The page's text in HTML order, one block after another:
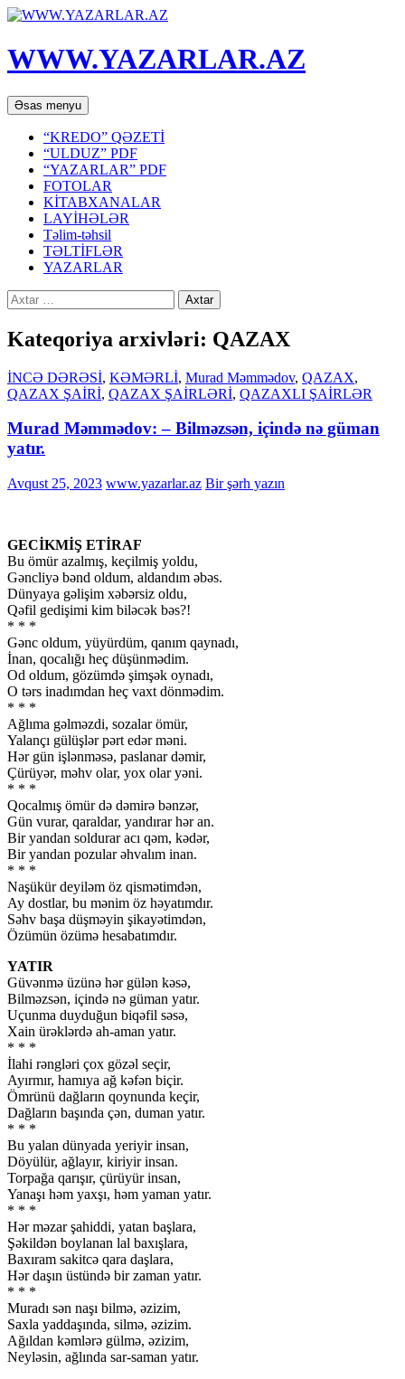
WWW.YAZARLAR.AZ
Axtar
Əsas menyu Mühtəviyyata
keç
“KREDO” QƏZETİ
“ULDUZ” PDF
“YAZARLAR” PDF
FOTOLAR
KİTABXANALAR
LAYİHƏLƏR
Təlim-təhsil
TƏLTİFLƏR
YAZARLAR
Axtarış:
Kateqoriya arxivləri: QAZAX
İNCƏ DƏRƏSİ, KƏMƏRLİ, Murad Məmmədov, QAZAX,
QAZAX ŞAİRİ, QAZAX ŞAİRLƏRİ, QAZAXLI ŞAİRLƏR
Murad Məmmədov: – Bilməzsən, içində nə güman
yatır.
Avqust 25, 2023 www.yazarlar.az Bir şərh yazın
GECİKMİŞ ETİRAF
Bu ömür azalmış, keçilmiş yoldu,
Gəncliyə bənd oldum, aldandım əbəs.
Dünyaya gəlişim xəbərsiz oldu,
Qəfil gedişimi kim biləcək bəs?!
* * *
Gənc oldum, yüyürdüm, qanım qaynadı,
İnan, qocalığı heç düşünmədim.
Od oldum, gözümdə şimşək oynadı,
O tərs inadımdan heç vaxt dönmədim.
* * *
Ağlıma gəlməzdi, sozalar ömür,
Yalançı gülüşlər pərt edər məni.
Hər gün işlənməsə, paslanar dəmir,
Çürüyər, məhv olar, yox olar yəni.
* * *
Qocalmış ömür də dəmirə bənzər,
Gün vurar, qaraldar, yandırar hər an.
Bir yandan soldurar acı qəm, kədər,
Bir yandan pozular əhvalım inan.
* * *
Naşükür deyiləm öz qismətimdən,
Ay dostlar, bu mənim öz həyatımdır.
Səhv başa düşməyin şikayətimdən,
Özümün özümə hesabatımdır.
YATIR
Güvənmə üzünə hər gülən kəsə,
Bilməzsən, içində nə güman yatır.
Uçunma duyduğun biqəfil səsə,
Xain ürəklərdə ah-aman yatır.
* * *
İlahi rəngləri çox gözəl seçir,
Ayırmır, hamıya ağ kəfən biçir.
Ömrünü dağların qoynunda keçir,
Dağların başında çən, duman yatır.
* * *
Bu yalan dünyada yeriyir insan,
Döyülür, ağlayır, kiriyir insan.
Torpağa qarışır, çürüyür insan,
Yanaşı həm yaxşı, həm yaman yatır.
* * *
Hər məzar şahiddi, yatan başlara,
Şəkildən boylanan lal baxışlara,
Baxıram sakitcə qara daşlara,
Hər daşın üstündə bir zaman yatır.
* * *
Muradı sən naşı bilmə, əzizim,
Saxla yaddaşında, silmə, əzizim.
Ağıldan kəmlərə gülmə, əzizim,
Neyləsin, ağlında sar-saman yatır.